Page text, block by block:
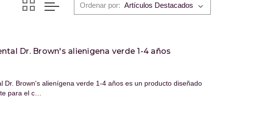
Ordenar por:
Dr. Brown's alienigena verde 1-4 años
Dr. Brown's alienígena verde 1-4 años es un producto diseñado
para el c…